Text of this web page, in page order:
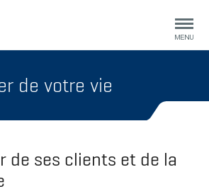
de votre vie
de ses clients et de la